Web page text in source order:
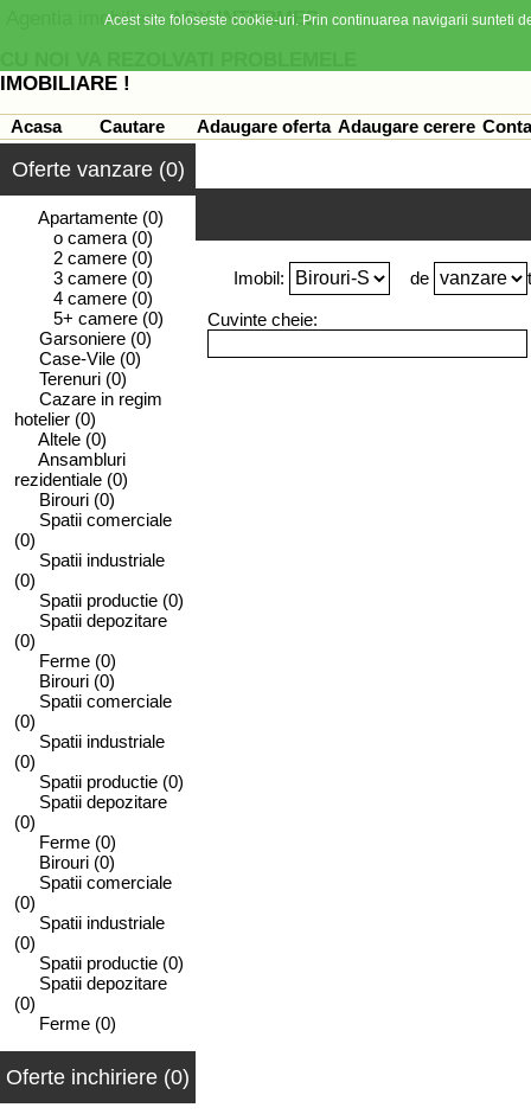
Agentia imobiliara ADY INTERMED
IMOBILIARE !
Acasa Cautare Adaugare oferta Adaugare cerere
Oferte vanzare (0)
Apartamente (0)
o camera (0)
2 camere (0)
3 camere (0)
4 camere (0)
5+ camere (0)
Garsoniere (0)
Case-Vile (0)
Terenuri (0)
Cazare in regim
hotelier (0)
Altele (0)
Ansambluri
rezidentiale (0)
Birouri (0)
Spatii comerciale
(0)
Spatii industriale
(0)
Spatii productie (0)
Spatii depozitare
(0)
Ferme (0)
Birouri (0)
Spatii comerciale
(0)
Spatii industriale
(0)
Spatii productie (0)
Spatii depozitare
(0)
Ferme (0)
Birouri (0)
Spatii comerciale
(0)
Spatii industriale
(0)
Spatii productie (0)
Spatii depozitare
(0)
Ferme (0)
Oferte inchiriere (0)
Imobil: de
Cuvinte cheie:
Acest site foloseste cookie-uri. Prin continuarea navigarii sunteti